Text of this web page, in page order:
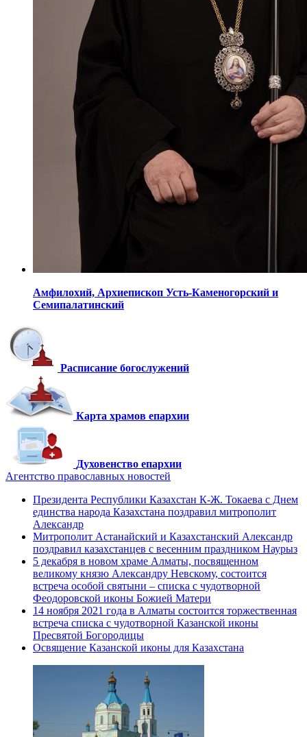
Амфилохий, Архиепископ Усть-Каменогорский и
Семипалатинский
Расписание богослужений
Карта храмов епархии
Духовенство епархии
Агентство православных новостей
Президента Республики Казахстан К-Ж. Токаева с Днем
единства народа Казахстана поздравил митрополит
Александр
Митрополит Астанайский и Казахстанский Александр
поздравил казахстанцев с весенним праздником Наурыз
5 декабря в новом храме Алматы, посвященном
великому князю Александру Невскому, состоится
встреча особой святыни – списка с чудотворной
Феодоровской иконы Божией Матери
14 ноября 2021 года в Алматы состоится торжественная
встреча списка с чудотворной Казанской иконы
Пресвятой Богородицы
Освящение Казанской иконы для Казахстана